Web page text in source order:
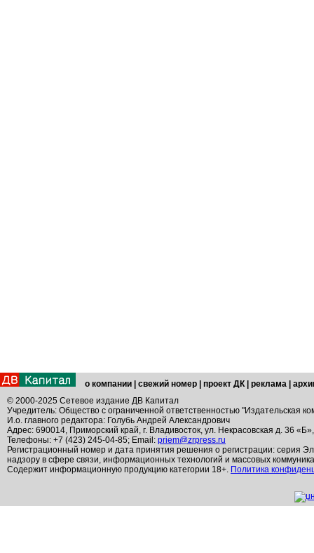
о компании свежий номер проект ДК реклама
© 2000-2025 Сетевое издание ДВ Капитал
Учредитель: Общество с ограниченной ответственностью "Издательская
И.о. главного редактора: Голубь Андрей Александрович
Адрес: 690014, Приморский край, г. Владивосток, ул. Некрасовская д. 36
Телефоны: +7 (423) 245-04-85; Email: priem@zrpress.ru
Регистрационный номер и дата принятия решения о регистрации: серия
надзору в сфере связи, информационных технологий и массовых
Содержит информационную продукцию категории 18+. Политика